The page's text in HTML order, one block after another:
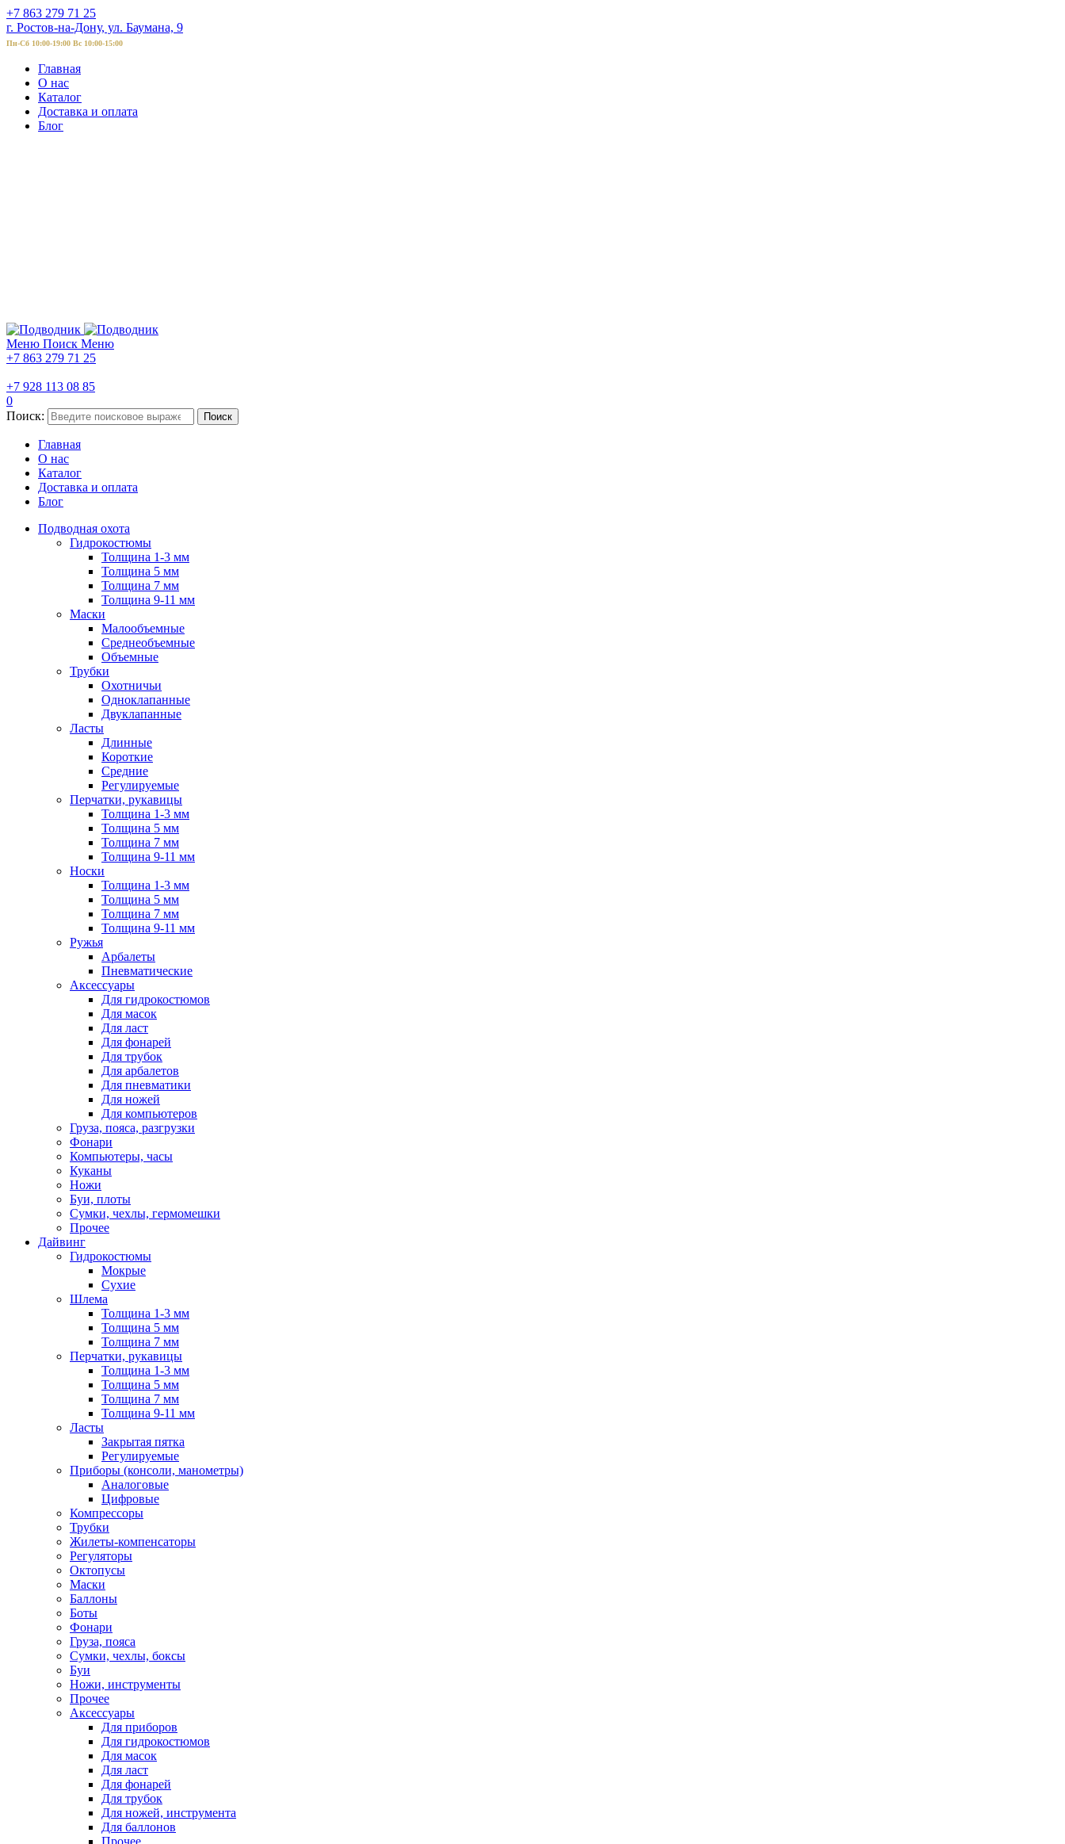
+7 863 279 71 25
г. Ростов-на-Дону, ул. Баумана, 9
Пн-Сб 10:00-19:00 Вс 10:00-15:00
Главная
О нас
Каталог
Доставка и оплата
Блог
Меню Поиск Меню
+7 863 279 71 25
+7 928 113 08 85
0
Поиск:
Поиск
Главная
О нас
Каталог
Доставка и оплата
Блог
Подводная охота
Гидрокостюмы
Толщина 1-3 мм
Толщина 5 мм
Толщина 7 мм
Толщина 9-11 мм
Маски
Малообъемные
Среднеобъемные
Объемные
Трубки
Охотничьи
Одноклапанные
Двуклапанные
Ласты
Длинные
Короткие
Средние
Регулируемые
Перчатки, рукавицы
Толщина 1-3 мм
Толщина 5 мм
Толщина 7 мм
Толщина 9-11 мм
Носки
Толщина 1-3 мм
Толщина 5 мм
Толщина 7 мм
Толщина 9-11 мм
Ружья
Арбалеты
Пневматические
Аксессуары
Для гидрокостюмов
Для масок
Для ласт
Для фонарей
Для трубок
Для арбалетов
Для пневматики
Для ножей
Для компьютеров
Груза, пояса, разгрузки
Фонари
Компьютеры, часы
Куканы
Ножи
Буи, плоты
Сумки, чехлы, гермомешки
Прочее
Дайвинг
Гидрокостюмы
Мокрые
Сухие
Шлема
Толщина 1-3 мм
Толщина 5 мм
Толщина 7 мм
Перчатки, рукавицы
Толщина 1-3 мм
Толщина 5 мм
Толщина 7 мм
Толщина 9-11 мм
Ласты
Закрытая пятка
Регулируемые
Приборы (консоли, манометры)
Аналоговые
Цифровые
Компрессоры
Трубки
Жилеты-компенсаторы
Регуляторы
Октопусы
Маски
Баллоны
Боты
Фонари
Груза, пояса
Сумки, чехлы, боксы
Буи
Ножи, инструменты
Прочее
Аксессуары
Для приборов
Для гидрокостюмов
Для масок
Для ласт
Для фонарей
Для трубок
Для ножей, инструмента
Для баллонов
Прочее